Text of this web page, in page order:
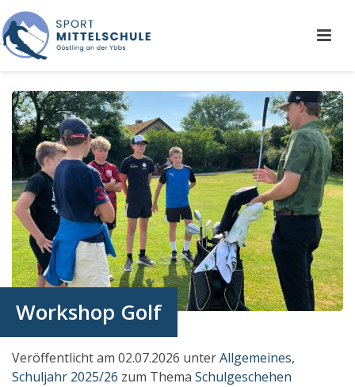
Workshop Golf
Veröffentlicht am 02.07.2026 unterAllgemeines,
Schuljahr 2025/26 zum Thema Schulgeschehen